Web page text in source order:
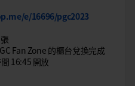
e/16696/pgc2023
Fan Zone 的櫃台兌換完成
16:45 開放